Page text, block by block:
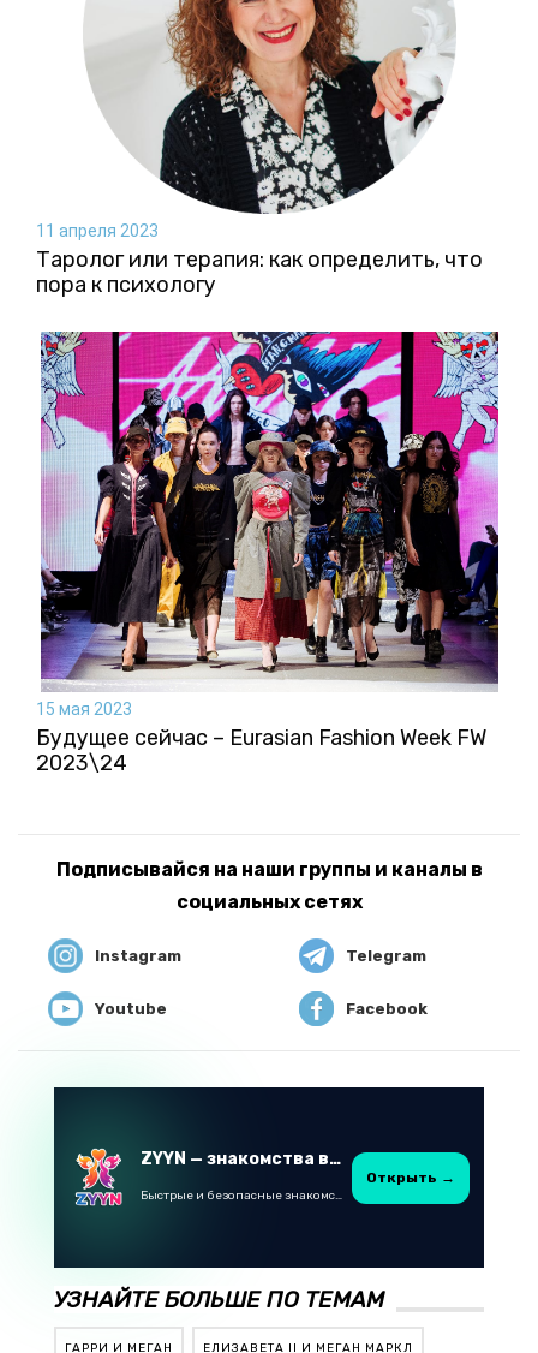
11 апреля 2023
Таролог или терапия: как определить, что
пора к психологу
15 мая 2023
Будущее сейчас – Eurasian Fashion Week FW
2023\24
Подписывайся на наши группы и каналы в
социальных сетях
Instagram Telegram
Youtube Facebook
ZYYN — знакомства в Казахстане
Быстрые и безопасные знакомства в Telegram
Открыть →
УЗНАЙТЕ БОЛЬШЕ ПО ТЕМАМ
ГАРРИ И МЕГАН ЕЛИЗАВЕТА II И МЕГАН МАРКЛ